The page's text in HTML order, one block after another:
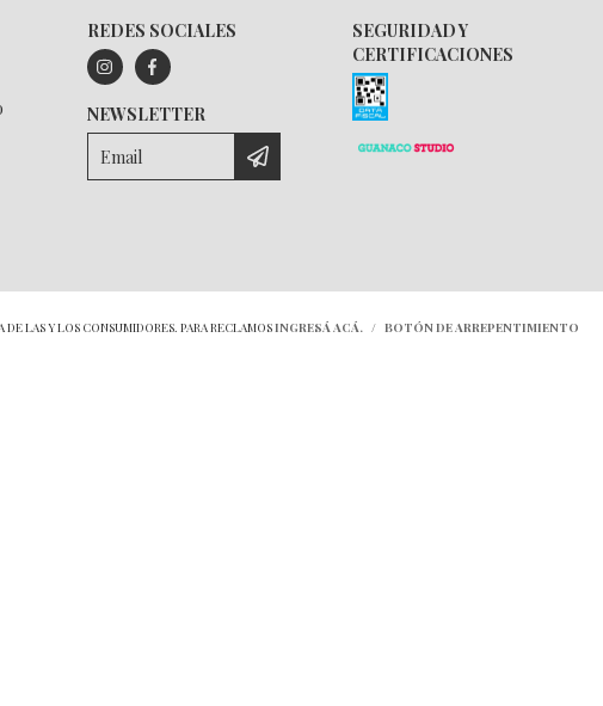
REDES SOCIALES
NEWSLETTER
SEGURIDAD Y
CERTIFICACIONES
DE LAS Y LOS CONSUMIDORES. PARA RECLAMOSINGRESÁ ACÁ. / BOTÓN DE ARREPENTIMIENTO